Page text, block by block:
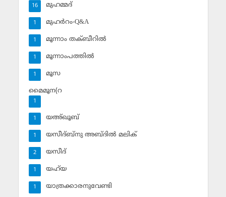
മുഹമ്മദ്‌
16
മുഹര്‍റം-Q&A
1
മൂന്നാം തക്ബീറില്‍
1
മൂന്നാംപത്തില്‍
1
മൂസ
1
മൈമൂന(റ
1
യഅ്ഖൂബ്‌
1
യസീദ്ബ്‌നു അബ്ദില്‍ മലിക്‌
1
യസീദ്‌
2
യഹ്‌യ
1
യാത്രക്കാരനുവേണ്ടി
1